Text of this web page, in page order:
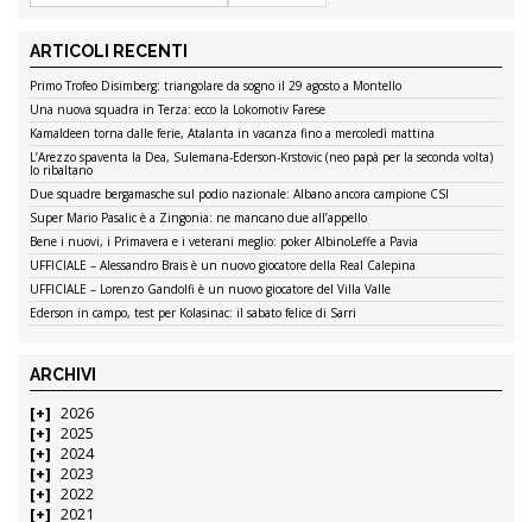
ARTICOLI RECENTI
Primo Trofeo Disimberg: triangolare da sogno il 29 agosto a Montello
Una nuova squadra in Terza: ecco la Lokomotiv Farese
Kamaldeen torna dalle ferie, Atalanta in vacanza fino a mercoledì mattina
L’Arezzo spaventa la Dea, Sulemana-Ederson-Krstovic (neo papà per la seconda volta)
lo ribaltano
Due squadre bergamasche sul podio nazionale: Albano ancora campione CSI
Super Mario Pasalic è a Zingonia: ne mancano due all’appello
Bene i nuovi, i Primavera e i veterani meglio: poker AlbinoLeffe a Pavia
UFFICIALE – Alessandro Brais è un nuovo giocatore della Real Calepina
UFFICIALE – Lorenzo Gandolfi è un nuovo giocatore del Villa Valle
Ederson in campo, test per Kolasinac: il sabato felice di Sarri
ARCHIVI
2026
2025
2024
2023
2022
2021